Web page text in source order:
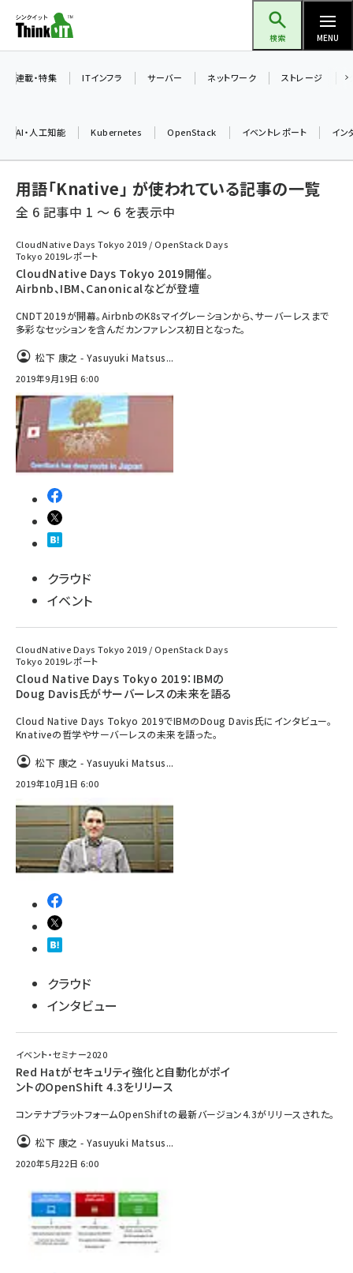
ン
ツ
検索 MENU
ai (2480)
加藤銘のチーム貢献～仲間と築いた勝利の絆～ (2304)
北海道をのんびり旅する晴山佳須夫のヒント集！ (2017)
drupal (1940)
genai (1473)
ai crunch (1347)
abc123 (1346)
連載・特集 ITインフラ サーバー ネットワーク ストレージ
AI・人工知能 Kubernetes OpenStack イベントレポート イン
用語「Knative」 が使われている記事の一覧
全 6 記事中 1 ～ 6 を表示中
CloudNative Days Tokyo 2019 / OpenStack Days
Tokyo 2019レポート
CloudNative Days Tokyo 2019開催。
Airbnb、IBM、Canonicalなどが登壇
CNDT2019が開幕。AirbnbのK8sマイグレーションから、サーバーレスまで
多彩なセッションを含んだカンファレンス初日となった。
松下 康之 - Yasuyuki Matsus...
2019年9月19日 6:00
クラウド
イベント
CloudNative Days Tokyo 2019 / OpenStack Days
Tokyo 2019レポート
Cloud Native Days Tokyo 2019：IBMの
Doug Davis氏がサーバーレスの未来を語る
Cloud Native Days Tokyo 2019でIBMのDoug Davis氏にインタビュー。
Knativeの哲学やサーバーレスの未来を語った。
松下 康之 - Yasuyuki Matsus...
2019年10月1日 6:00
クラウド
インタビュー
イベント・セミナー2020
Red Hatがセキュリティ強化と自動化がポイ
ントのOpenShift 4.3をリリース
コンテナプラットフォームOpenShiftの最新バージョン4.3がリリースされた。
松下 康之 - Yasuyuki Matsus...
2020年5月22日 6:00